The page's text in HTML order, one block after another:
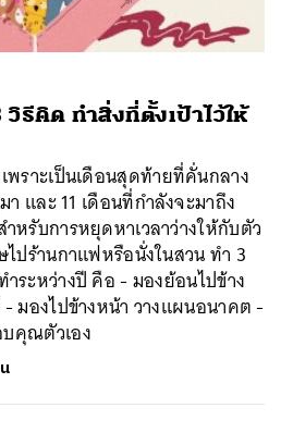
วิธีคิด ทำสิ่งที่ตั้งเป้าไว้ให้
พราะเป็นเดือนสุดท้ายที่คั่นกลาง
และ 11 เดือนที่กำลังจะมาถึง
หรับการหยุดหาเวลาว่างให้กับตัว
ปร้านกาแฟหรือนั่งในสวน ทำ 3
ำระหว่างปี คือ - มองย้อนไปข้าง
มองไปข้างหน้า วางแผนอนาคต -
คุณตัวเอง